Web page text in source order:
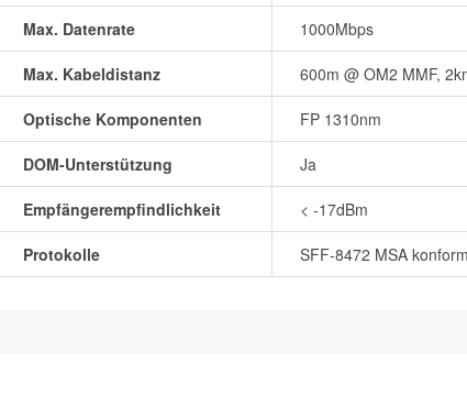
Max. Datenrate 1000Mbps
Max. Kabeldistanz 600m @ OM2 MMF,
Optische Komponenten FP 1310nm
DOM-Unterstützung Ja
Empfängerempfindlichkeit < -17dBm
Protokolle SFF-8472 MSA